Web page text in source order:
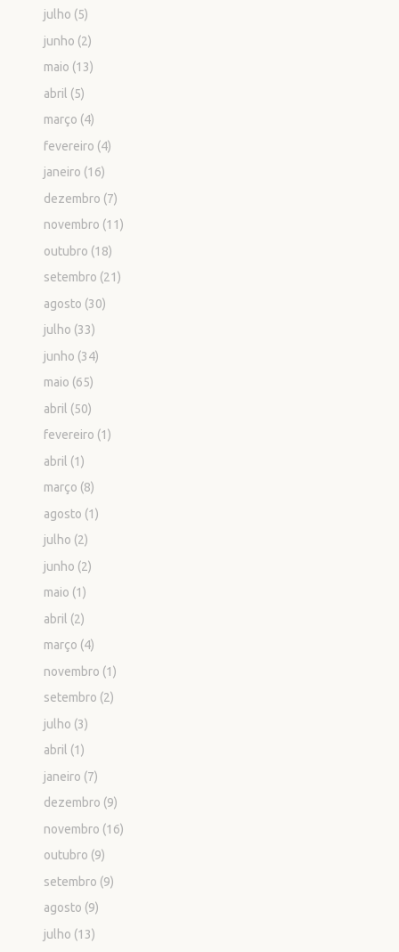
julho (5)
junho (2)
maio (13)
abril (5)
março (4)
fevereiro (4)
janeiro (16)
dezembro (7)
novembro (11)
outubro (18)
setembro (21)
agosto (30)
julho (33)
junho (34)
maio (65)
abril (50)
fevereiro (1)
abril (1)
março (8)
agosto (1)
julho (2)
junho (2)
maio (1)
abril (2)
março (4)
novembro (1)
setembro (2)
julho (3)
abril (1)
janeiro (7)
dezembro (9)
novembro (16)
outubro (9)
setembro (9)
agosto (9)
julho (13)